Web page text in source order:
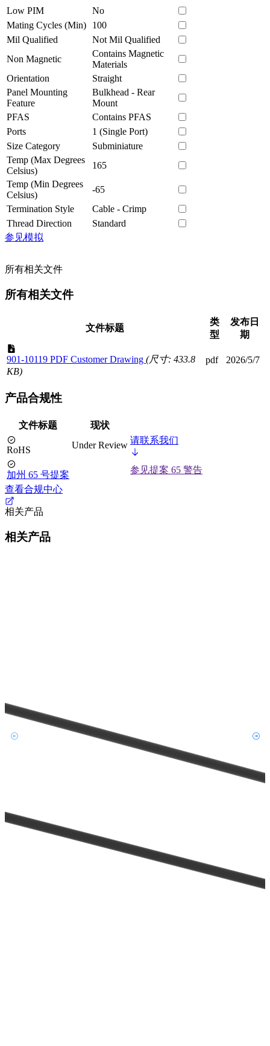
Low PIM
No
Mating Cycles (Min)
100
Mil Qualified
Not Mil Qualified
Non Magnetic
Contains Magnetic
Materials
Orientation
Straight
Panel Mounting
Feature
Bulkhead - Rear
Mount
PFAS
Contains PFAS
Ports
1 (Single Port)
Size Category
Subminiature
Temp (Max Degrees
Celsius)
165
Temp (Min Degrees
Celsius)
-65
Termination Style
Cable - Crimp
Thread Direction
Standard
参见模拟
所有相关文件
所有相关文件
文件标题
类
型
发布日
期
901-10119 PDF Customer Drawing (尺寸: 433.8
KB)
pdf 2026/5/7
产品合规性
文件标题 现状
RoHS Under Review 请联系我们
加州 65 号提案
参见提案 65 警告
查看合规中心
相关产品
相关产品